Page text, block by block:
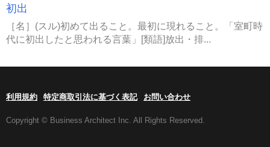
初出
［名］(スル)初めて出ること。最初に現れること。「室町時
代に初出したと思われる言葉」[類語]放出・排...
利用規約 特定商取引法に基づく表記 お問い合わせ
Copyright © Business Architect Inc. All Rights Reserved.